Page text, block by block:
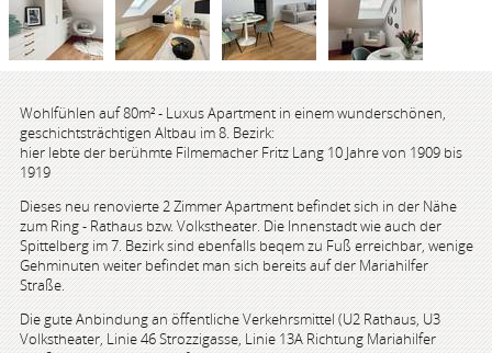
Wohlfühlen auf 80m² - Luxus Apartment in einem wunderschönen,
geschichtsträchtigen Altbau im 8. Bezirk:
hier lebte der berühmte Filmemacher Fritz Lang 10 Jahre von 1909 bis
1919
Dieses neu renovierte 2 Zimmer Apartment befindet sich in der Nähe
zum Ring - Rathaus bzw. Volkstheater. Die Innenstadt wie auch der
Spittelberg im 7. Bezirk sind ebenfalls beqem zu Fuß erreichbar, wenige
Gehminuten weiter befindet man sich bereits auf der Mariahilfer
Straße.
Die gute Anbindung an öffentliche Verkehrsmittel (U2 Rathaus, U3
Volkstheater, Linie 46 Strozzigasse, Linie 13A Richtung Mariahilfer